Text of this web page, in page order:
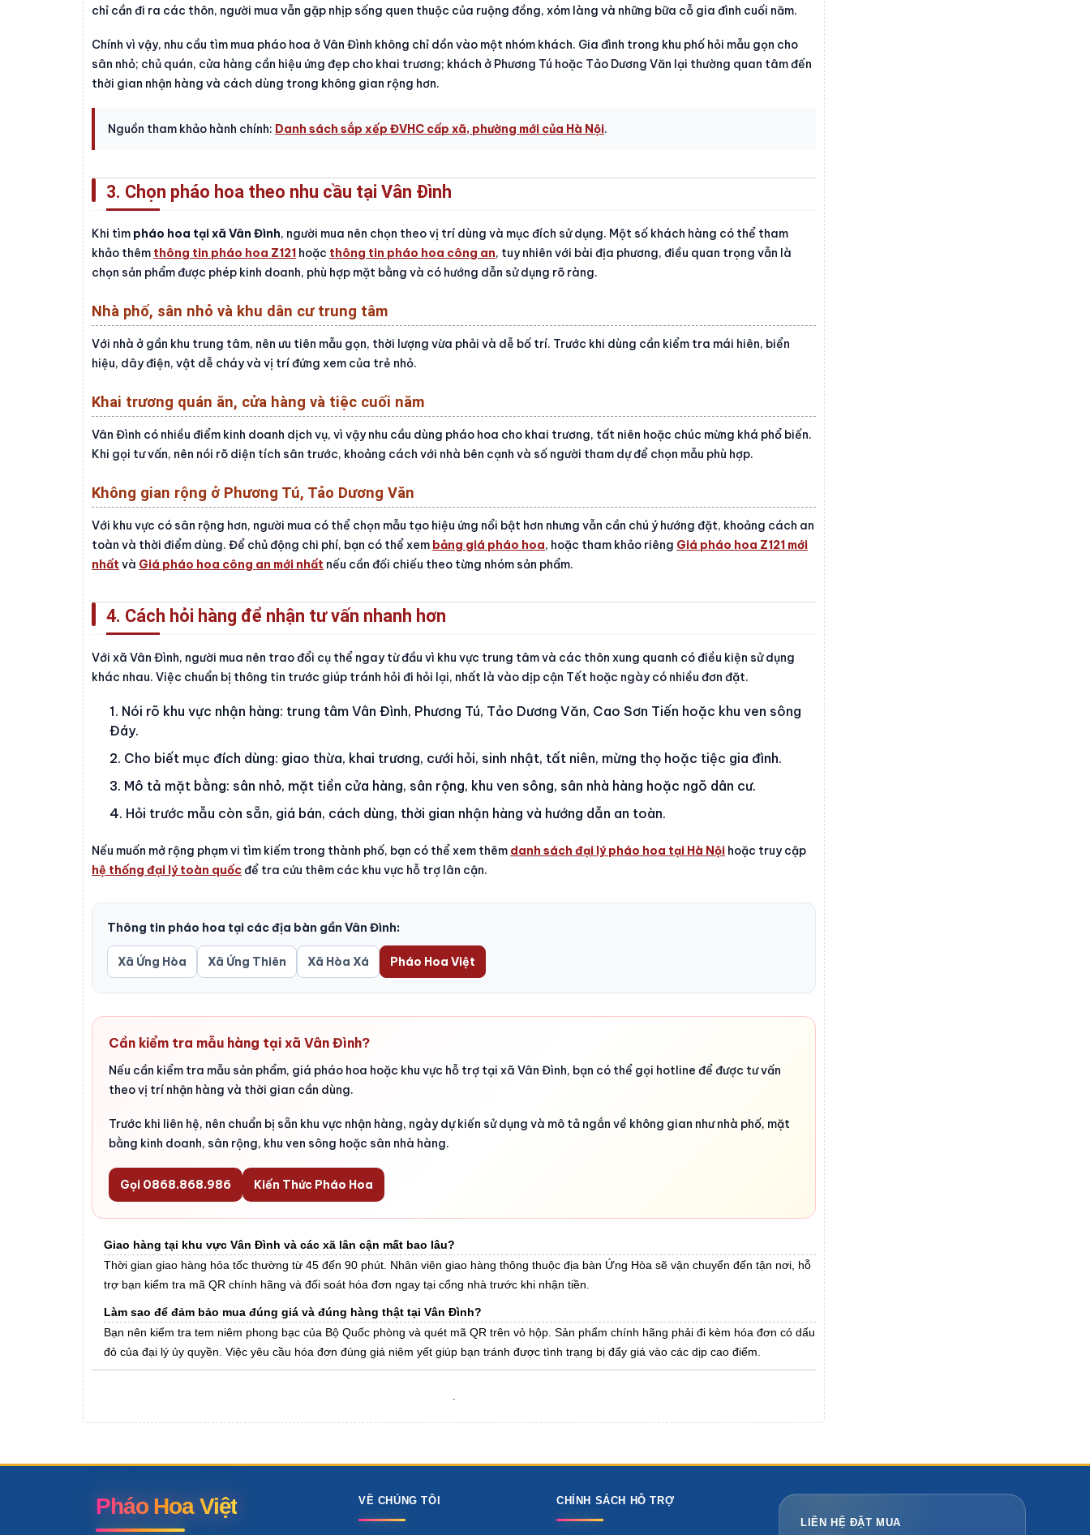
chỉ cần đi ra các thôn, người mua vẫn gặp nhịp sống quen thuộc của ruộng đồng, xóm làng và những bữa cỗ gia đình cuối năm.
Chính vì vậy, nhu cầu tìm mua pháo hoa ở Vân Đình không chỉ dồn vào một nhóm khách. Gia đình trong khu phố hỏi mẫu gọn cho
sân nhỏ; chủ quán, cửa hàng cần hiệu ứng đẹp cho khai trương; khách ở Phương Tú hoặc Tảo Dương Văn lại thường quan tâm đến
thời gian nhận hàng và cách dùng trong không gian rộng hơn.
Nguồn tham khảo hành chính: Danh sách sắp xếp ĐVHC cấp xã, phường mới của Hà Nội.
3. Chọn pháo hoa theo nhu cầu tại Vân Đình
Khi tìm pháo hoa tại xã Vân Đình, người mua nên chọn theo vị trí dùng và mục đích sử dụng. Một số khách hàng có thể tham
khảo thêm thông tin pháo hoa Z121 hoặc thông tin pháo hoa công an, tuy nhiên với bài địa phương, điều quan trọng vẫn là
chọn sản phẩm được phép kinh doanh, phù hợp mặt bằng và có hướng dẫn sử dụng rõ ràng.
Nhà phố, sân nhỏ và khu dân cư trung tâm
Với nhà ở gần khu trung tâm, nên ưu tiên mẫu gọn, thời lượng vừa phải và dễ bố trí. Trước khi dùng cần kiểm tra mái hiên, biển
hiệu, dây điện, vật dễ cháy và vị trí đứng xem của trẻ nhỏ.
Khai trương quán ăn, cửa hàng và tiệc cuối năm
Vân Đình có nhiều điểm kinh doanh dịch vụ, vì vậy nhu cầu dùng pháo hoa cho khai trương, tất niên hoặc chúc mừng khá phổ biến.
Khi gọi tư vấn, nên nói rõ diện tích sân trước, khoảng cách với nhà bên cạnh và số người tham dự để chọn mẫu phù hợp.
Không gian rộng ở Phương Tú, Tảo Dương Văn
Với khu vực có sân rộng hơn, người mua có thể chọn mẫu tạo hiệu ứng nổi bật hơn nhưng vẫn cần chú ý hướng đặt, khoảng cách an
toàn và thời điểm dùng. Để chủ động chi phí, bạn có thể xem bảng giá pháo hoa, hoặc tham khảo riêng Giá pháo hoa Z121 mới
nhất và Giá pháo hoa công an mới nhất nếu cần đối chiếu theo từng nhóm sản phẩm.
4. Cách hỏi hàng để nhận tư vấn nhanh hơn
Với xã Vân Đình, người mua nên trao đổi cụ thể ngay từ đầu vì khu vực trung tâm và các thôn xung quanh có điều kiện sử dụng
khác nhau. Việc chuẩn bị thông tin trước giúp tránh hỏi đi hỏi lại, nhất là vào dịp cận Tết hoặc ngày có nhiều đơn đặt.
Nói rõ khu vực nhận hàng: trung tâm Vân Đình, Phương Tú, Tảo Dương Văn, Cao Sơn Tiến hoặc khu ven sông
Đáy.
Cho biết mục đích dùng: giao thừa, khai trương, cưới hỏi, sinh nhật, tất niên, mừng thọ hoặc tiệc gia đình.
Mô tả mặt bằng: sân nhỏ, mặt tiền cửa hàng, sân rộng, khu ven sông, sân nhà hàng hoặc ngõ dân cư.
Hỏi trước mẫu còn sẵn, giá bán, cách dùng, thời gian nhận hàng và hướng dẫn an toàn.
Nếu muốn mở rộng phạm vi tìm kiếm trong thành phố, bạn có thể xem thêm danh sách đại lý pháo hoa tại Hà Nội hoặc truy cập
hệ thống đại lý toàn quốcđể tra cứu thêm các khu vực hỗ trợ lân cận.
Thông tin pháo hoa tại các địa bàn gần Vân Đình:
Xã Ứng Hòa Xã Ứng Thiên Xã Hòa Xá Pháo Hoa Việt
Cần kiểm tra mẫu hàng tại xã Vân Đình?
Nếu cần kiểm tra mẫu sản phẩm, giá pháo hoa hoặc khu vực hỗ trợ tại xã Vân Đình, bạn có thể gọi hotline để được tư vấn
theo vị trí nhận hàng và thời gian cần dùng.
Trước khi liên hệ, nên chuẩn bị sẵn khu vực nhận hàng, ngày dự kiến sử dụng và mô tả ngắn về không gian như nhà phố, mặt
bằng kinh doanh, sân rộng, khu ven sông hoặc sân nhà hàng.
Gọi 0868.868.986 Kiến Thức Pháo Hoa
Giao hàng tại khu vực Vân Đình và các xã lân cận mất bao lâu?
Thời gian giao hàng hỏa tốc thường từ 45 đến 90 phút. Nhân viên giao hàng thông thuộc địa bàn Ứng Hòa sẽ vận chuyển đến tận nơi, hỗ
trợ bạn kiểm tra mã QR chính hãng và đối soát hóa đơn ngay tại cổng nhà trước khi nhận tiền.
Làm sao để đảm bảo mua đúng giá và đúng hàng thật tại Vân Đình?
Bạn nên kiểm tra tem niêm phong bạc của Bộ Quốc phòng và quét mã QR trên vỏ hộp. Sản phẩm chính hãng phải đi kèm hóa đơn có dấu
đỏ của đại lý ủy quyền. Việc yêu cầu hóa đơn đúng giá niêm yết giúp bạn tránh được tình trạng bị đẩy giá vào các dịp cao điểm.
.
Pháo Hoa Việt VỀ CHÚNG TÔI
CHÍNH SÁCH HỖ TRỢ
LIÊN HỆ ĐẶT MUA